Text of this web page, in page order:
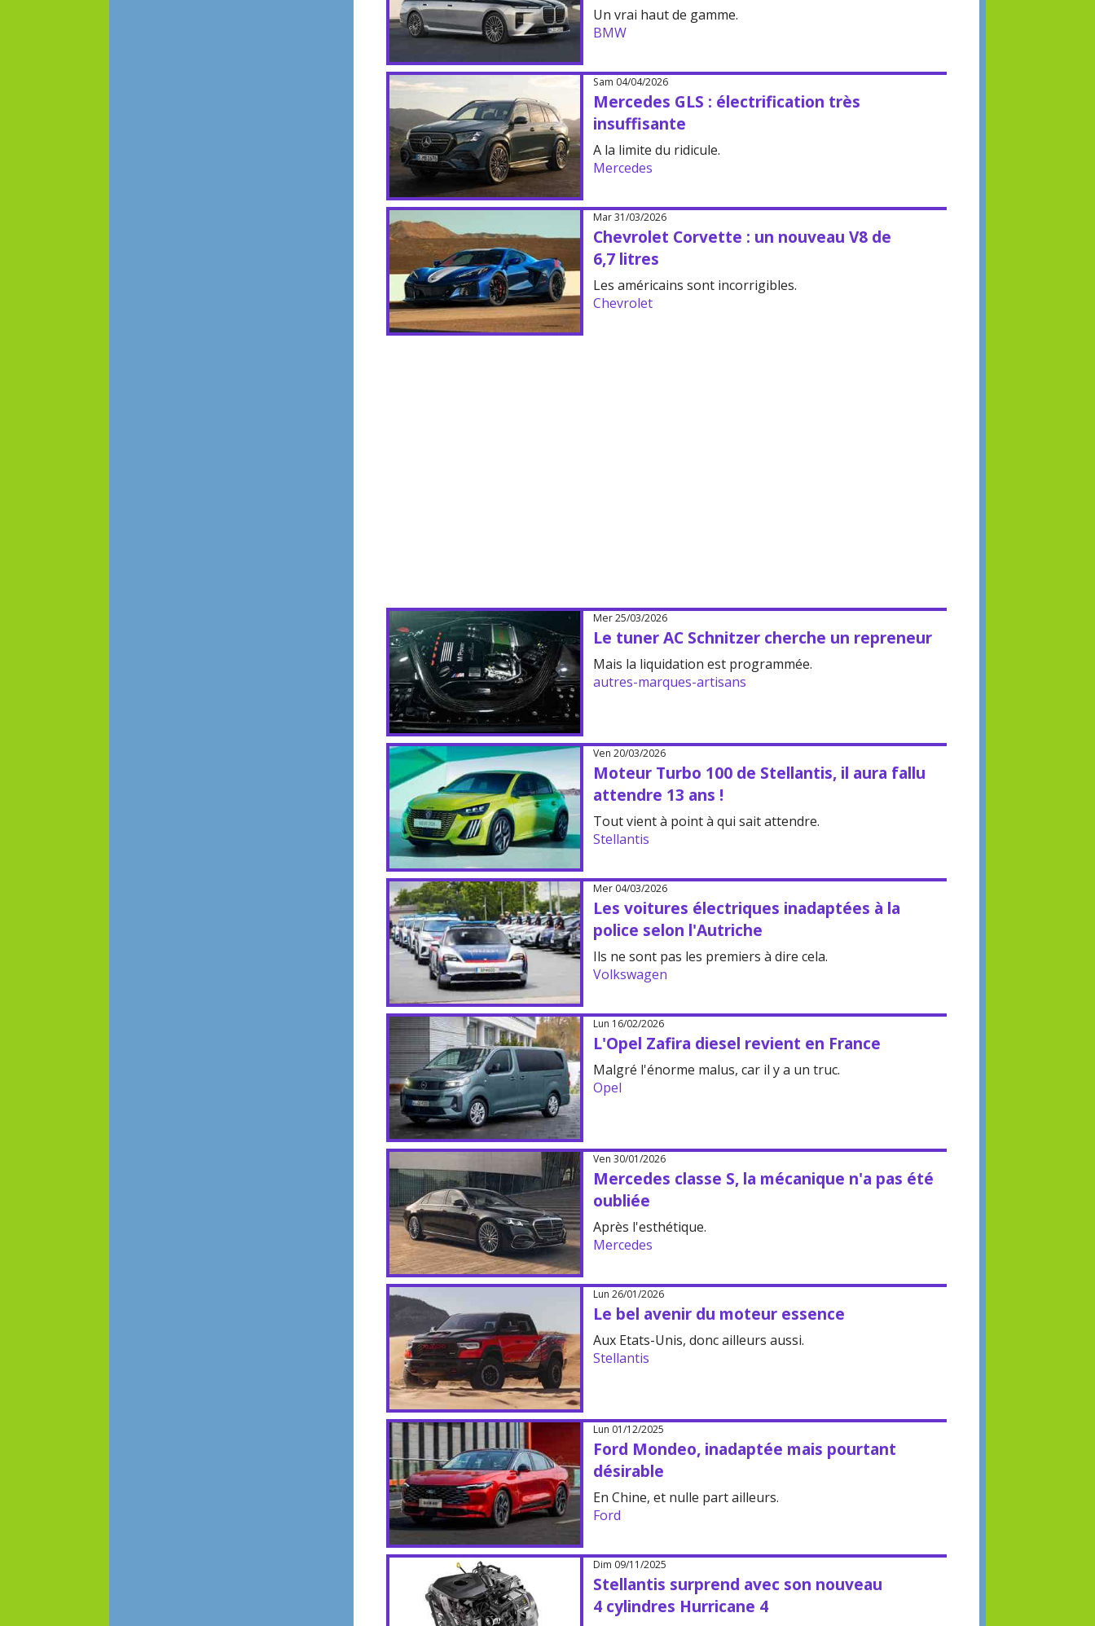
Un vrai haut de gamme.
BMW
Sam 04/04/2026
Mercedes GLS : électrification très
insuffisante
A la limite du ridicule.
Mercedes
Mar 31/03/2026
Chevrolet Corvette : un nouveau V8 de
6,7 litres
Les américains sont incorrigibles.
Chevrolet
Mer 25/03/2026
Le tuner AC Schnitzer cherche un repreneur
Mais la liquidation est programmée.
autres-marques-artisans
Ven 20/03/2026
Moteur Turbo 100 de Stellantis, il aura fallu
attendre 13 ans !
Tout vient à point à qui sait attendre.
Stellantis
Mer 04/03/2026
Les voitures électriques inadaptées à la
police selon l'Autriche
Ils ne sont pas les premiers à dire cela.
Volkswagen
Lun 16/02/2026
L'Opel Zafira diesel revient en France
Malgré l'énorme malus, car il y a un truc.
Opel
Ven 30/01/2026
Mercedes classe S, la mécanique n'a pas été
oubliée
Après l'esthétique.
Mercedes
Lun 26/01/2026
Le bel avenir du moteur essence
Aux Etats-Unis, donc ailleurs aussi.
Stellantis
Lun 01/12/2025
Ford Mondeo, inadaptée mais pourtant
désirable
En Chine, et nulle part ailleurs.
Ford
Dim 09/11/2025
Stellantis surprend avec son nouveau
4 cylindres Hurricane 4